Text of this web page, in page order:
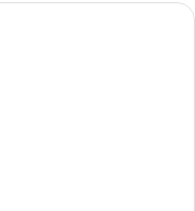
de hotel con una cama